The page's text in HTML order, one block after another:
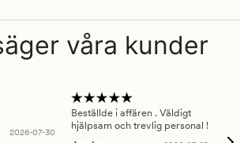
våra kunder
2026-07-30
Beställde i affären . Väldigt
hjälpsam och trevlig personal !